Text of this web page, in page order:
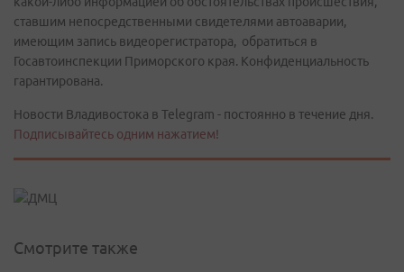
ставшим непосредственными свидетелями автоаварии,
имеющим запись видеорегистратора, обратиться в
Госавтоинспекции Приморского края. Конфиденциальность
гарантирована.
Новости Владивостока в Telegram - постоянно в течение дня.
Подписывайтесь одним нажатием!
Смотрите также